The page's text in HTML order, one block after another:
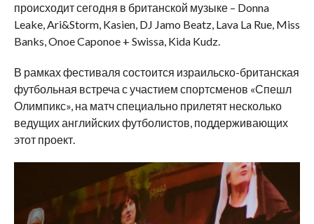
происходит сегодня в британской музыке – Donna
Leake, Ari&Storm, Kasien, DJ Jamo Beatz, Lava La Rue, Miss
Banks, Onoe Caponoe + Swissa, Kida Kudz.
В рамках фестиваля состоится израильско-британская
футбольная встреча с участием спортсменов «Спешл
Олимпикс», на матч специально прилетят несколько
ведущих английских футболистов, поддерживающих
этот проект.